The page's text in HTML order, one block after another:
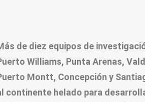
de diez equipos de
Williams, Punta Arenas,
Montt, Concepción y
continente helado para